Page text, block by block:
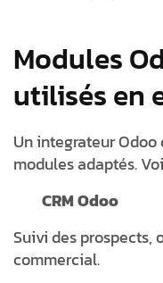
Modules
utilisés en
Un integrateur
modules adaptés.
CRM Odoo
Suivi des prospects,
commercial.